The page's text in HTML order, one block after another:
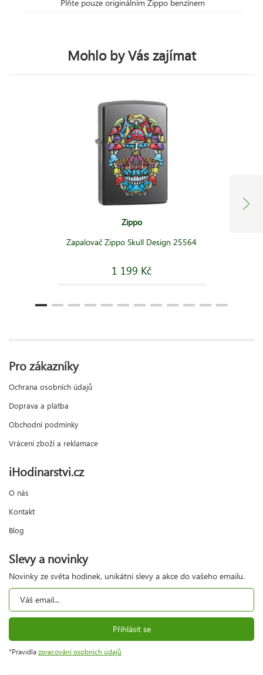
Plňte pouze originálním Zippo benzínem
Mohlo by Vás zajímat
Zippo
Zapalovač Zippo Skull Design 25564
1 199 Kč
Pro zákazníky
Ochrana osobních údajů
Doprava a platba
Obchodní podmínky
Vrácení zboží a reklamace
iHodinarstvi.cz
O nás
Kontakt
Blog
Slevy a novinky
Novinky ze světa hodinek, unikátní slevy a akce do vašeho emailu.
Přihlásit se
*Pravidla zpracování osobních údajů